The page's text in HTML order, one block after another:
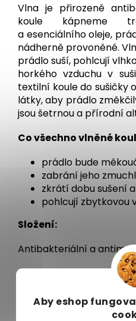
Aby eshop
Vlna je přirozeně
koule kápneme
a esenciálního oleje,
nádherně provoněné.
prádlo suší, pohlcují
horkého vzduchu v
textilní koule do sušičky
látky, aby prádlo
jsou šetrnou a přírodní
Co všechno vlněné
prádlo bude
zabrání jeho
zkrátí dobu sušení
pohlcují zbytkovou
Složení:
Antibakteriální a
Jak používat:
Do sušičky je ideální
aby bylo prádlo krásně